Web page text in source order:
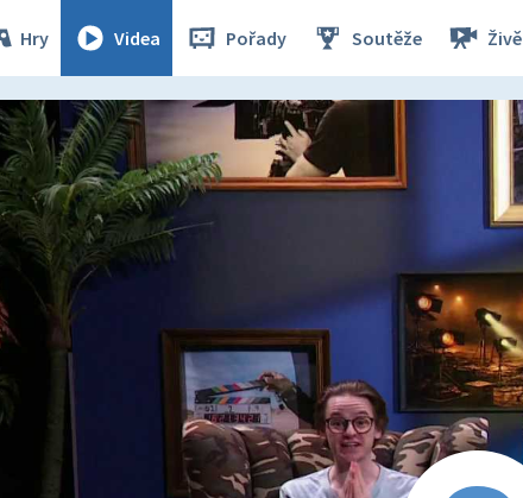
Hry Videa Pořady Soutěže Živě